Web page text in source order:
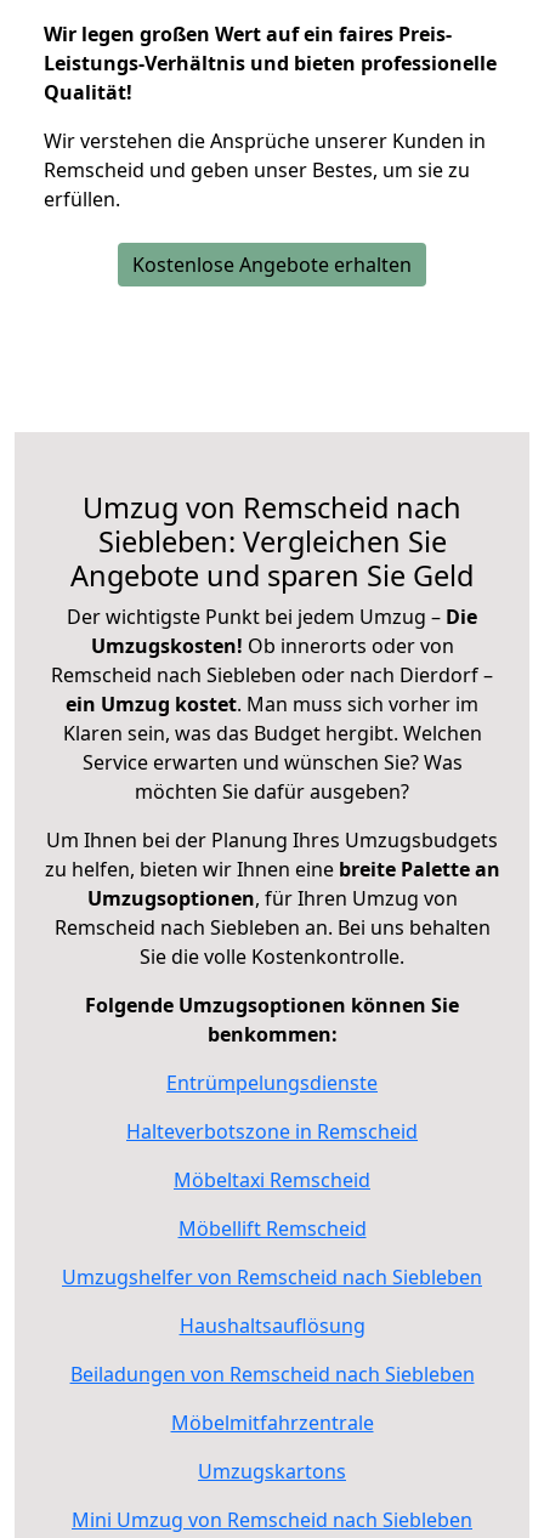
Wir legen großen Wert auf ein faires Preis-
Leistungs-Verhältnis und bieten professionelle
Qualität!
Wir verstehen die Ansprüche unserer Kunden in
Remscheid und geben unser Bestes, um sie zu
erfüllen.
Kostenlose Angebote erhalten
Umzug von Remscheid nach
Siebleben: Vergleichen Sie
Angebote und sparen Sie Geld
Der wichtigste Punkt bei jedem Umzug – Die
Umzugskosten! Ob innerorts oder von
Remscheid nach Siebleben oder nach Dierdorf –
ein Umzug kostet. Man muss sich vorher im
Klaren sein, was das Budget hergibt. Welchen
Service erwarten und wünschen Sie? Was
möchten Sie dafür ausgeben?
Um Ihnen bei der Planung Ihres Umzugsbudgets
zu helfen, bieten wir Ihnen eine breite Palette an
Umzugsoptionen, für Ihren Umzug von
Remscheid nach Siebleben an. Bei uns behalten
Sie die volle Kostenkontrolle.
Folgende Umzugsoptionen können Sie
benkommen:
Entrümpelungsdienste
Halteverbotszone in Remscheid
Möbeltaxi Remscheid
Möbellift Remscheid
Umzugshelfer von Remscheid nach Siebleben
Haushaltsauflösung
Beiladungen von Remscheid nach Siebleben
Möbelmitfahrzentrale
Umzugskartons
Mini Umzug von Remscheid nach Siebleben